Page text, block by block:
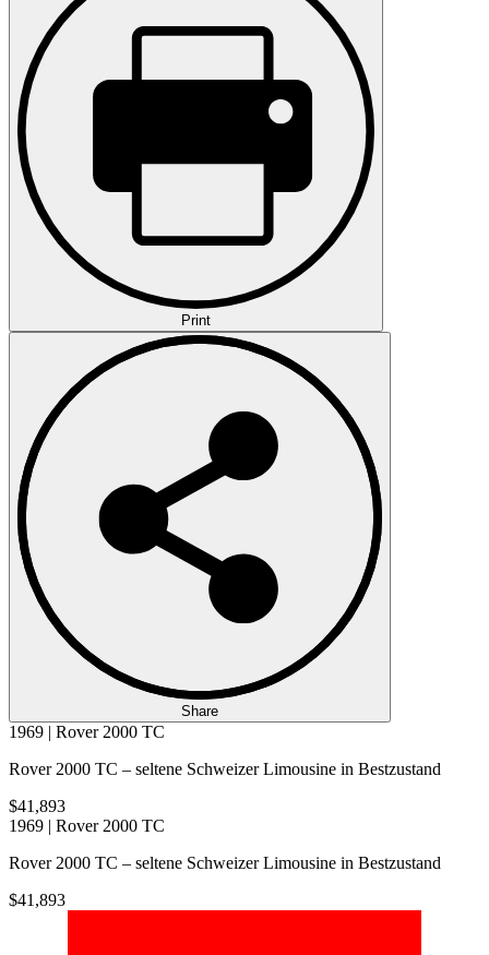
Print
Share
1969 | Rover 2000 TC
Rover 2000 TC – seltene Schweizer Limousine in Bestzustand
$41,893
1969 | Rover 2000 TC
Rover 2000 TC – seltene Schweizer Limousine in Bestzustand
$41,893